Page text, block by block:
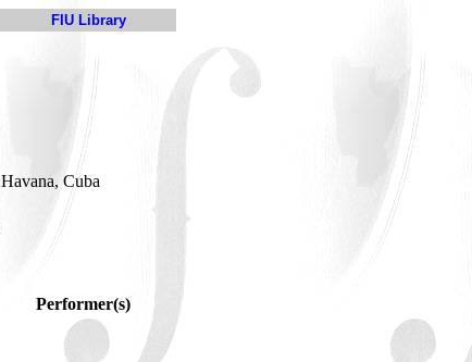
FIU Library
Havana, Cuba
Performer(s)